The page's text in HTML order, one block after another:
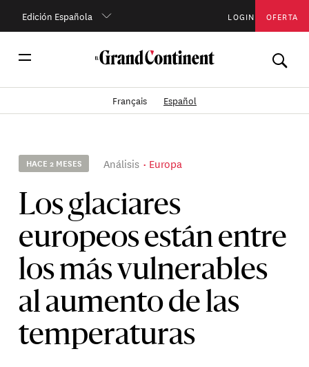
Edición Española LOGIN OFERTA
Français Español
HACE 2 MESES Análisis Europa
Los glaciares
europeos están entre
los más vulnerables
al aumento de las
temperaturas